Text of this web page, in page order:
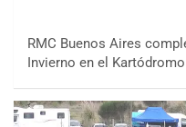
RMC Buenos Aires
Invierno en el